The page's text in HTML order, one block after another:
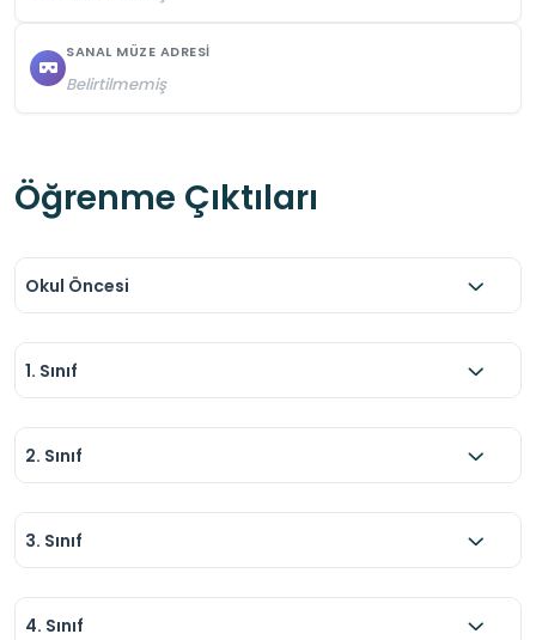
SANAL MÜZE ADRESI
Belirtilmemiş
Öğrenme Çıktıları
Okul Öncesi
1. Sınıf
2. Sınıf
3. Sınıf
4. Sınıf